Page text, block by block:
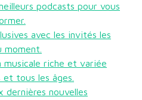
podcasts pour vous
avec les invités les
moment.
musicale riche et variée
tous les âges.
dernières nouvelles